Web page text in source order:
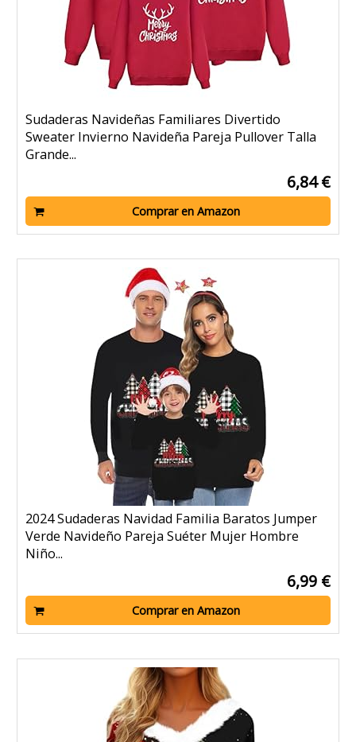
Sudaderas Navideñas Familiares Divertido
Sweater Invierno Navideña Pareja Pullover Talla
Grande...
6,84 €
Comprar en Amazon
2024 Sudaderas Navidad Familia Baratos Jumper
Verde Navideño Pareja Suéter Mujer Hombre
Niño...
6,99 €
Comprar en Amazon